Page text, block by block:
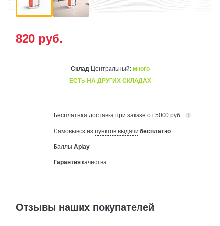
820 руб.
СкладЦентральный: много
ЕСТЬ НА ДРУГИХ СКЛАДАХ
Бесплатная доставка при заказе от 5000 руб.
Самовывоз из пунктов выдачи бесплатно
Баллы Aplay
Гарантия качества
Отзывы наших покупателей